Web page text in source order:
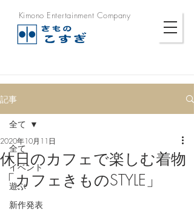
Kimono Entertainment Company
記事
全て
イベント
遊ぶ
新作発表
全て
休日のカフェで楽しむ着物
「カフェきものSTYLE」
2020年10月11日